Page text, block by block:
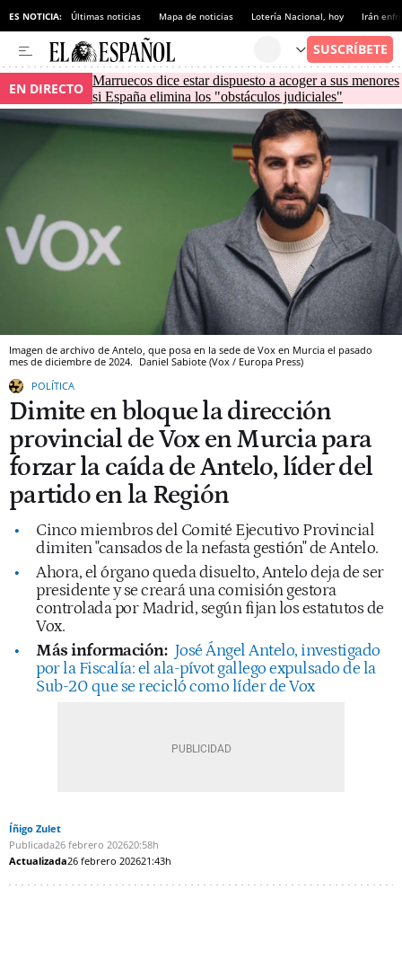
ES NOTICIA: Últimas noticias Mapa de noticias Lotería Nacional, hoy Irán
EN DIRECTO Marruecos dice estar dispuesto a acoger a sus menores
si España elimina los "obstáculos judiciales"
Imagen de archivo de Antelo, que posa en la sede de Vox en Murcia el pasado
mes de diciembre de 2024. Daniel Sabiote (Vox / Europa Press)
POLÍTICA
Dimite en bloque la dirección
provincial de Vox en Murcia para
forzar la caída de Antelo, líder del
partido en la Región
Cinco miembros del Comité Ejecutivo Provincial
dimiten "cansados de la nefasta gestión" de Antelo.
Ahora, el órgano queda disuelto, Antelo deja de ser
presidente y se creará una comisión gestora
controlada por Madrid, según fijan los estatutos de
Vox.
Más información: José Ángel Antelo, investigado
por la Fiscalía: el ala-pívot gallego expulsado de la
Sub-20 que se recicló como líder de Vox
Íñigo Zulet
Publicada26 febrero 202620:58h
Actualizada26 febrero 202621:43h